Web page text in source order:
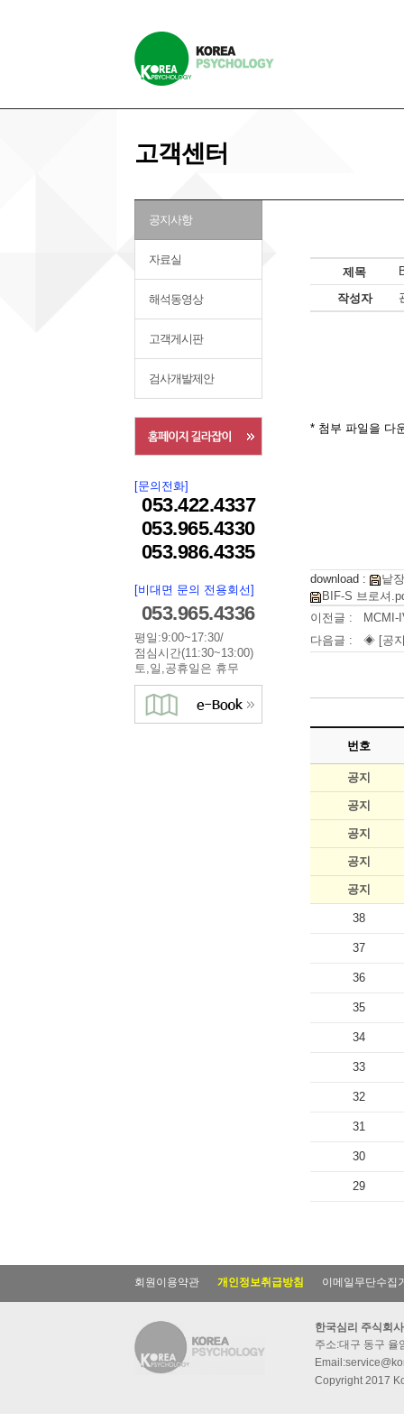
고객센터
공지사항
자료실
해석동영상
고객게시판
검사개발제안
[문의전화]
053.422.4337
053.965.4330
053.986.4335
[비대면 문의 전용회선]
053.965.4336
평일:9:00~17:30/
점심시간(11:30~13:00)
토,일,공휴일은 휴무
제목
작성자
* 첨부 파일을 다
download :
낱
BIF-S 브로셔
이전글 :
MCMI-
다음글 : ◈ [공
번호
공지
공지
공지
공지
공지
38
37
36
35
34
33
32
31
30
29
회원이용약관 개인정보취급방침 이메일무단수집
한국심리 주식회사
주소:대구 동구 율
Copyright 2017